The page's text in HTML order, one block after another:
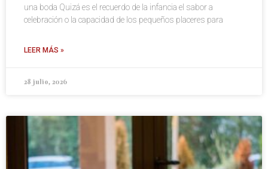
una boda Quizá es el recuerdo de la infancia el sabor a
celebración o la capacidad de los pequeños placeres para
LEER MÁS »
28 julio, 2026